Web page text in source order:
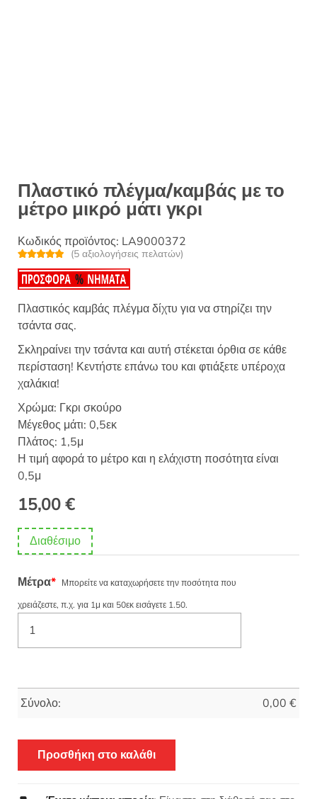
Πλαστικό πλέγμα/καμβάς με το
μέτρο μικρό μάτι γκρι
Κωδικός προϊόντος: LA9000372
Βαθμολογή
θηκε με5.00
από 5 με
βάση
5
πελάτη
(5 αξιολογήσεις πελατών)
Πλαστικός καμβάς πλέγμα δίχτυ για να στηρίζει την
τσάντα σας.
Σκληραίνει την τσάντα και αυτή στέκεται όρθια σε κάθε
περίσταση! Κεντήστε επάνω του και φτιάξετε υπέροχα
χαλάκια!
Χρώμα: Γκρι σκούρο
Μέγεθος μάτι: 0,5εκ
Πλάτος: 1,5μ
Η τιμή αφορά το μέτρο και η ελάχιστη ποσότητα είναι
0,5μ
15,00€
Διαθέσιμο
Μέτρα* Μπορείτε να καταχωρήσετε την ποσότητα που
χρειάζεστε, π.χ. για 1μ και 50εκ εισάγετε 1.50.
Σύνολο: 0,00 €
Προσθήκη στο καλάθι